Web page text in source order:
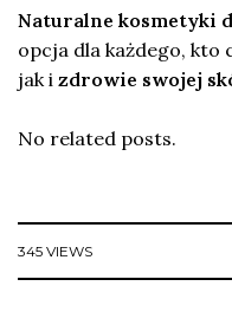
Naturalne kosmetyki
opcja dla każdego, kto
jak i zdrowie swojej
No related posts.
345 VIEWS